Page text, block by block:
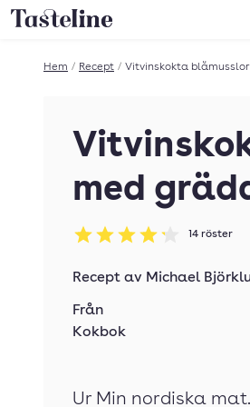
Till Tastelines startsida
Hem / Recept / Vitvinskokta
med
Betyg: 4.21 av 5
14 röster
Recept av Michael
Från
Kokbok
Ur Min nordiska mat.